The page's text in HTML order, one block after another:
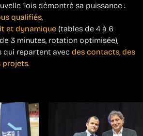
fois démontré sa puissance :
qualifiés
et dynamique (tables de 4 à 6
3 minutes, rotation optimisée),
qui repartent avecdes contacts, des
projets.